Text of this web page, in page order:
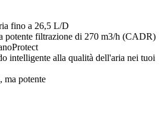
fino a 26,5 L/D
potente filtrazione di 270 m3/h (CADR)
intelligente alla qualità dell'aria nei tuoi
ma potente